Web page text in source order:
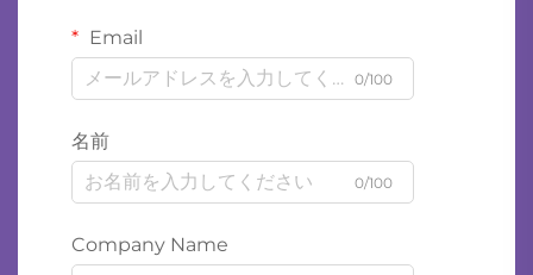
Email
0/100
名前
0/100
Company Name